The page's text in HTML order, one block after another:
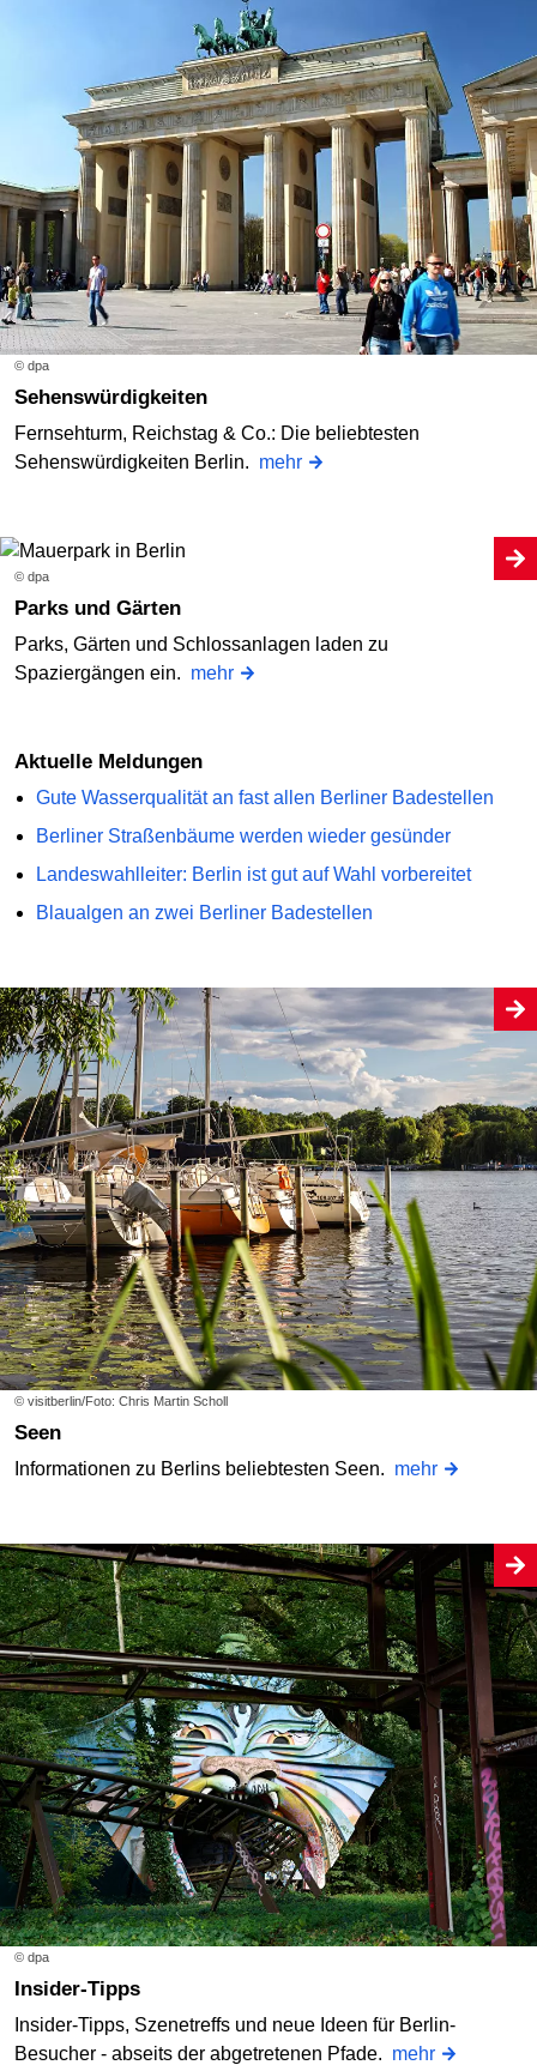
© dpa
Sehenswürdigkeiten
Fernsehturm, Reichstag & Co.: Die beliebtesten
Sehenswürdigkeiten Berlin. mehr
© dpa
Parks und Gärten
Parks, Gärten und Schlossanlagen laden zu
Spaziergängen ein. mehr
Aktuelle Meldungen
Gute Wasserqualität an fast allen Berliner Badestellen
Berliner Straßenbäume werden wieder gesünder
Landeswahlleiter: Berlin ist gut auf Wahl vorbereitet
Blaualgen an zwei Berliner Badestellen
© visitberlin/Foto: Chris Martin Scholl
Seen
Informationen zu Berlins beliebtesten Seen. mehr
© dpa
Insider-Tipps
Insider-Tipps, Szenetreffs und neue Ideen für Berlin-
Besucher - abseits der abgetretenen Pfade. mehr